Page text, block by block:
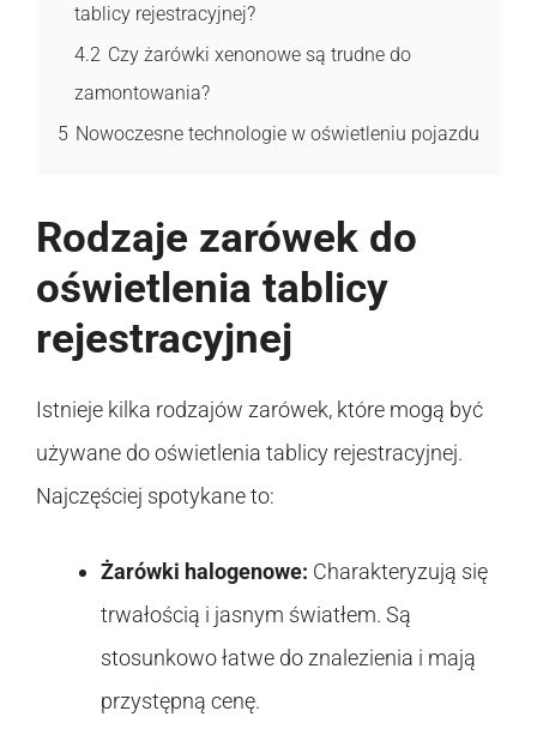
tablicy rejestracyjnej?
4.2 Czy żarówki xenonowe są trudne do
zamontowania?
5 Nowoczesne technologie w oświetleniu pojazdu
Rodzaje zarówek do
oświetlenia tablicy
rejestracyjnej
Istnieje kilka rodzajów zarówek, które mogą być
używane do oświetlenia tablicy rejestracyjnej.
Najczęściej spotykane to:
Żarówki halogenowe: Charakteryzują się
trwałością i jasnym światłem. Są
stosunkowo łatwe do znalezienia i mają
przystępną cenę.